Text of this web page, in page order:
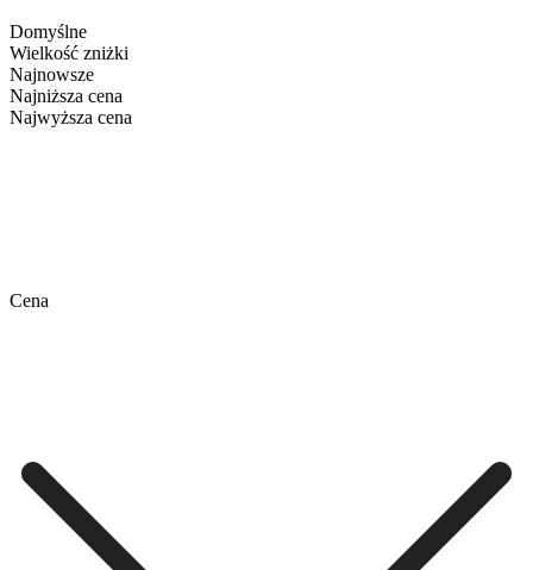
Domyślne
Wielkość zniżki
Najnowsze
Najniższa cena
Najwyższa cena
Cena